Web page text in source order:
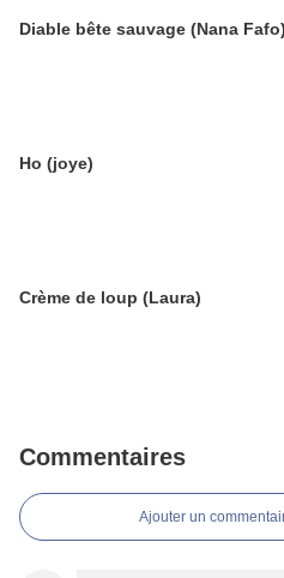
Diable bête sauvage (Nana Fafo)
Ho (joye)
Crème de loup (Laura)
Commentaires
Ajouter un